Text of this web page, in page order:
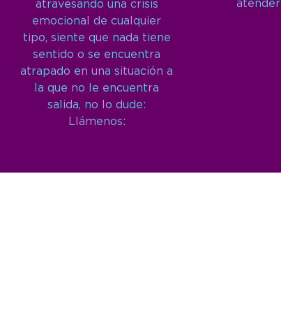
atravesando una crisis
emocional de cualquier
tipo, siente que nada tiene
sentido o se encuentra
atrapado en una situación a
la que no le encuentra
salida, no lo dude:
Llámenos: